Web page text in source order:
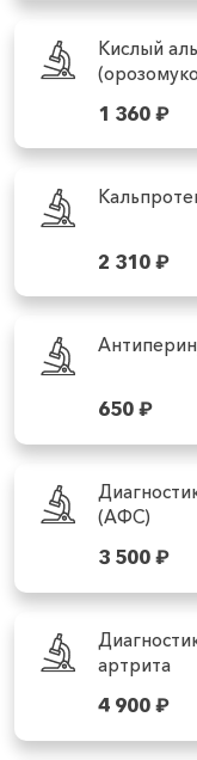
Кислый
1 360₽
2 310₽
650₽
(АФС)
3 500₽
артрита
4 900₽